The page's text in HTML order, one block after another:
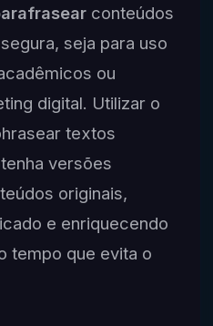
conteúdos
seja para uso
ou
digital. Utilizar o
textos
versões
originais,
e enriquecendo
tempo que evita o